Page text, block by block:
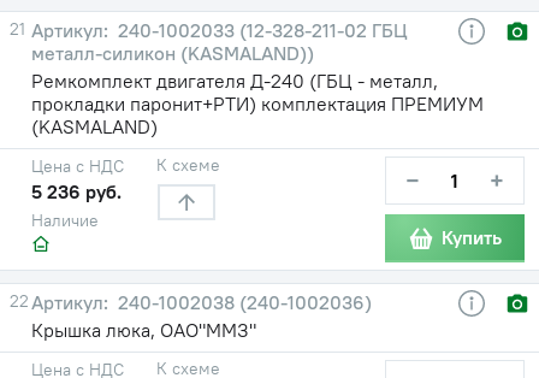
21
240-1002033 (12-328-211-02 ГБЦ
металл-силикон (KASMALAND))
Ремкомплект двигателя Д-240 (ГБЦ - металл,
прокладки паронит+РТИ) комплектация ПРЕМИУМ
(KASMALAND)
Наличие
Цена с НДС
5 236 руб.
К схеме − +
Купить
22
240-1002038 (240-1002036)
Крышка люка, ОАО"ММЗ"
Цена с НДС К схеме